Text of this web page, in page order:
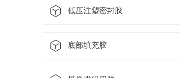
低压注塑密封胶
底部填充胶